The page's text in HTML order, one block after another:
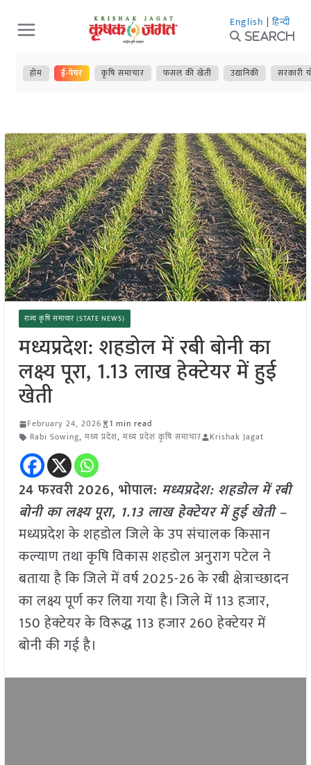
Skip
to
content
English | हिन्दी
Search
होम ई-पेपर कृषि समाचार फसल की खेती उद्यानिकी सरकारी
राज्य कृषि समाचार (STATE NEWS)
मध्यप्रदेश: शहडोल में रबी बोनी का
लक्ष्य पूरा, 1.13 लाख हेक्टेयर में हुई
खेती
February 24, 2026
1 min read
Rabi Sowing, मध्य प्रदेश, मध्य प्रदेश कृषि समाचार Krishak Jagat
24 फरवरी 2026, भोपाल: मध्यप्रदेश: शहडोल में रबी
बोनी का लक्ष्य पूरा, 1.13 लाख हेक्टेयर में हुई खेती –
मध्यप्रदेश के शहडोल जिले के उप संचालक किसान
कल्याण तथा कृषि विकास शहडोल अनुराग पटेल ने
बताया है कि जिले में वर्ष 2025-26 के रबी क्षेत्राच्छादन
का लक्ष्य पूर्ण कर लिया गया है। जिले में 113 हजार,
150 हेक्टेयर के विरूद्ध 113 हजार 260 हेक्टेयर में
बोनी की गई है।